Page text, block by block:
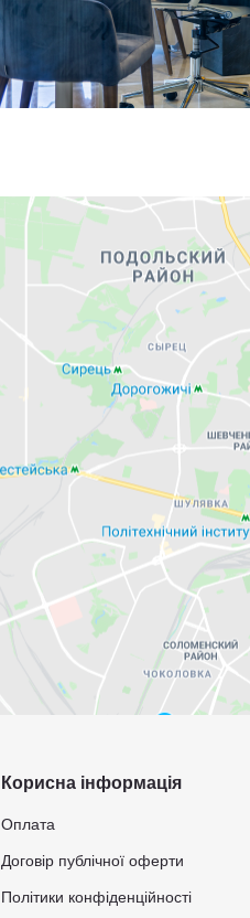
Корисна інформація
Оплата
Договір публічної оферти
Політики конфіденційності